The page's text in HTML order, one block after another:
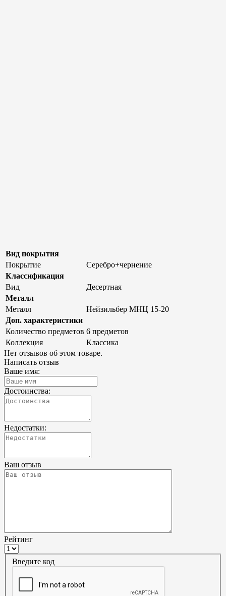
Вид покрытия
Покрытие
Серебро+чернение
Классификация
Вид
Десертная
Металл
Металл
Нейзильбер МНЦ 15-20
Доп. характеристики
Количество предметов 6 предметов
Коллекция
Классика
Нет отзывов об этом товаре.
Написать отзыв
Ваше имя:
Достоинства:
Недостатки:
Ваш отзыв
Рейтинг
Введите код